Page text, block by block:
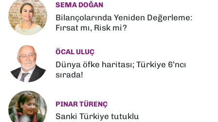
SEMA DOĞAN
Bilançolarında Yeniden Değerleme:
Fırsat mı, Risk mi?
ÖCAL ULUÇ
Dünya öfke haritası; Türkiye 6’ncı
sırada!
PINAR TÜRENÇ
Sanki Türkiye tutuklu